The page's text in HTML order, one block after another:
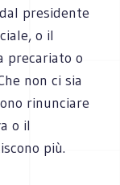
presidente
o il
precariato o
non ci sia
rinunciare
o il
più.